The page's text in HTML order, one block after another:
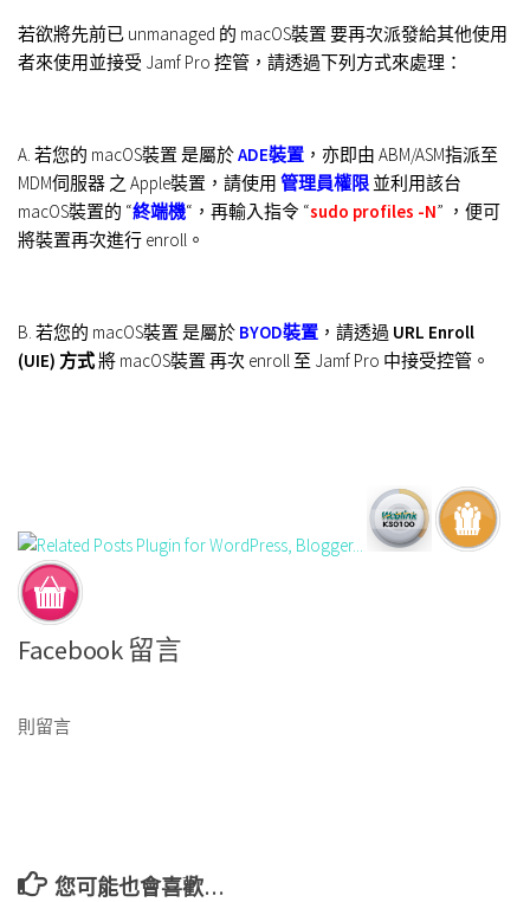
若欲將先前已 unmanaged 的 macOS裝置 要再次派發給其他使用
者來使用並接受 Jamf Pro 控管，請透過下列方式來處理：
A. 若您的 macOS裝置 是屬於ADE裝置 ，亦即由 ABM/ASM指派至
MDM伺服器 之 Apple裝置，請使用 管理員權限 並利用該台
macOS裝置的 “終端機“，再輸入指令 “sudo profiles -N” ，便可
將裝置再次進行 enroll。
B. 若您的 macOS裝置 是屬於 BYOD裝置 ，請透過 URL Enroll
(UIE) 方式將 macOS裝置 再次 enroll 至 Jamf Pro 中接受控管。
Facebook 留言
則留言
您可能也會喜歡…